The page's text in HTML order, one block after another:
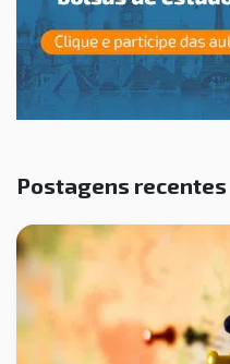
Postagens recentes